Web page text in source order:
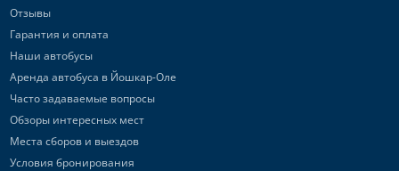
Отзывы
Гарантия и оплата
Наши автобусы
Аренда автобуса в Йошкар-Оле
Часто задаваемые вопросы
Обзоры интересных мест
Места сборов и выездов
Условия бронирования